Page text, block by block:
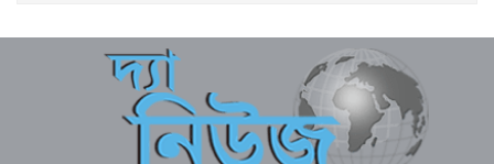
প্রভাব না ফেলে: প্রধানমন্ত্রী
ফের গ্রেফতার তনু হত্যায় সাবেক সেনাসদস্য
হাফিজুর রহমান